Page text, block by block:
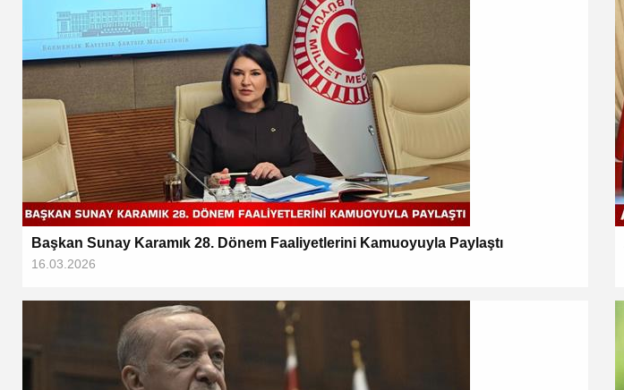
Başkan Sunay Karamık 28. Dönem Faaliyetlerini Kamuoyuyla Paylaştı
16.03.2026